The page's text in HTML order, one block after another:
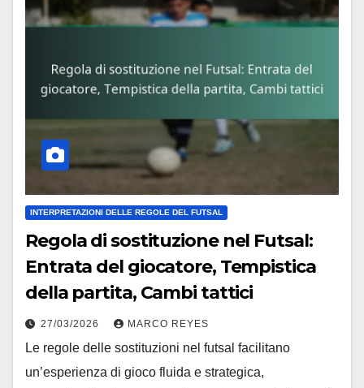
INTERPRETAZIONI DELLE REGOLE DEL FUTSAL
Regola di sostituzione nel Futsal:
Entrata del giocatore, Tempistica
della partita, Cambi tattici
27/03/2026 MARCO REYES
Le regole delle sostituzioni nel futsal facilitano
un’esperienza di gioco fluida e strategica,